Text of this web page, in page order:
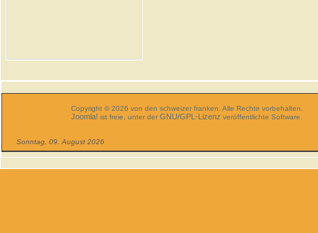
Copyright © 2026 von den schweizer franken. Alle Rechte vorbehalten.
Joomla! ist freie, unter derGNU/GPL-Lizenz veröffentlichte Software.
Sonntag, 09. August 2026